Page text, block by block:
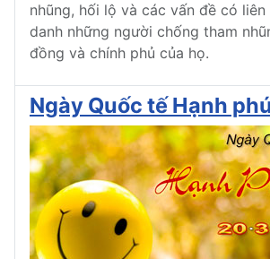
nhũng, hối lộ và các vấn đề có liên
danh những người chống tham
đồng và chính phủ của họ.
Ngày Quốc tế Hạnh